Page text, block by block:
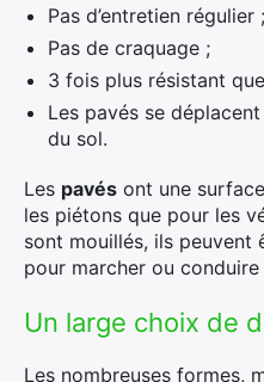
Pas d’entretien régulier ;
Pas de craquage ;
3 fois plus résistant
Les pavés se
du sol.
Les pavés ont une
les piétons que pour les
sont mouillés, ils peuvent
pour marcher ou conduire
Un large choix de
Les nombreuses formes,